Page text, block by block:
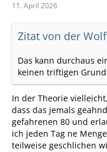
11. April 2026
Zitat von der Wolf
Das kann durchaus
keinen triftigen
In der Theorie
dass das jemals
gefahrenen 80 und
ich jeden Tag ne
teilweise geschlichen